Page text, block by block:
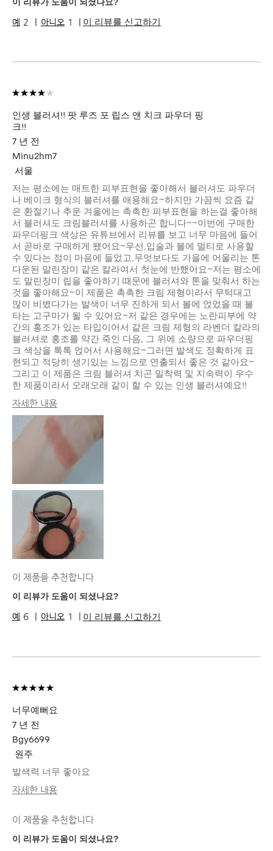
내추럴 글로우, 웨어러블, 지속성
2 1 이 리뷰를 신고하기
인생 블러셔!! 팟 루즈 포 립스 앤 치크 파우더 핑
크!!
7 년 전
Minu2hm7
서울
저는 평소에는 매트한 피부표현을 좋아해서 블러셔도 파우더
나 베이크 형식의 블러셔를 애용해요~하지만 가끔씩 요즘 같
은 환절기나 추운 겨울에는 촉촉한 피부표현을 하는걸 좋아해
서 블러셔도 크림블러셔를 사용하곤 합니다~~이번에 구매한
파우더핑크 색상은 유튜브에서 리뷰를 보고 너무 마음에 들어
서 곧바로 구매하게 됐어요~우선,입술과 볼에 멀티로 사용할
수 있다는 점이 마음에 들었고,무엇보다도 가을에 어울리는 톤
다운된 말린장미 같은 칼라여서 첫눈에 반했어요~저는 평소에
도 말린장미 립을 좋아하기 때문에 블러셔와 톤을 맞춰서 하는
것을 좋아해요~이 제품은 촉촉한 크림 제형이라서 무턱대고
많이 비볐다가는 발색이 너무 진하게 되서 볼에 얹었을 때 불
타는 고구마가 될 수 있어요~저 같은 경우에는 노란피부에 약
간의 홍조가 있는 타입이어서 같은 크림 제형의 라벤더 칼라의
블러셔로 홍조를 약간 죽인 다음, 그 위에 소량으로 파우더핑
크 색상을 톡톡 얹어서 사용해요~그러면 발색도 정확하게 표
현되고 적당히 생기있는 느낌으로 연출되서 좋은 것 같아요~
그리고 이 제품은 크림 블러셔 치곤 밀착력 및 지속력이 우수
한 제품이라서 오래오래 같이 할 수 있는 인생 블러셔예요!!
자세한 내용
피부 타입
피부 톤
라이트 - 미디엄
고르지 못한 피부 톤, 수분 부족, 홍조
이 제품을 추천합니다
이 리뷰가 도움이 되셨나요?
6 1 이 리뷰를 신고하기
너무예뻐요
7 년 전
Bgy6699
원주
발색력 너무 좋아요
자세한 내용
피부 톤
미디엄 - 다크
피부 고민
수분 부족
이 제품을 추천합니다
이 리뷰가 도움이 되셨나요?